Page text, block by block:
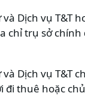
Dịch vụ T&T
chỉ trụ sở chính
Dịch vụ T&T
thuê hoặc